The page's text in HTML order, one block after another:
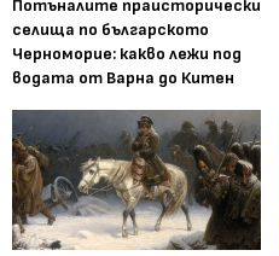
Потъналите праисторически
селища по българското
Черноморие: какво лежи под
водата от Варна до Китен